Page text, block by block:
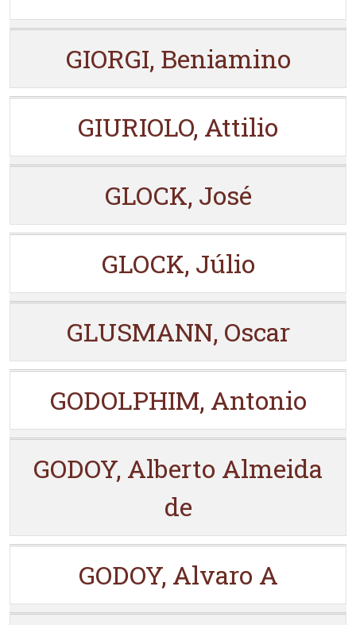
GIORGI, Beniamino
GIURIOLO, Attilio
GLOCK, José
GLOCK, Júlio
GLUSMANN, Oscar
GODOLPHIM, Antonio
GODOY, Alberto Almeida
de
GODOY, Alvaro A